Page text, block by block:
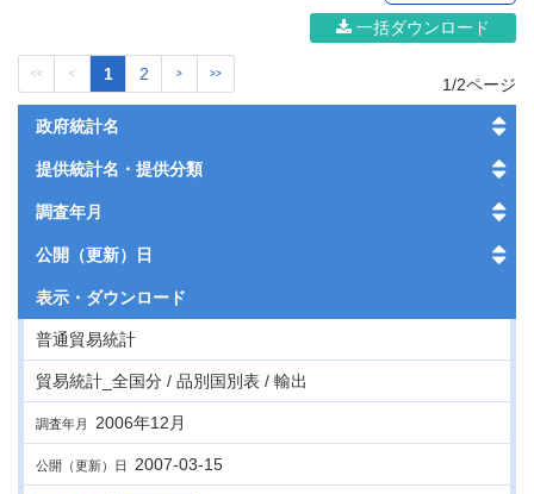
一括ダウンロード
<< < 1 2 > >>
1/2ページ
政府統計名
提供統計名・提供分類
調査年月
公開（更新）日
表示・ ダウンロード
普通貿易統計
貿易統計_全国分 / 品別国別表 / 輸出
調査年月 2006年12月
公開（更新）日 2007-03-15